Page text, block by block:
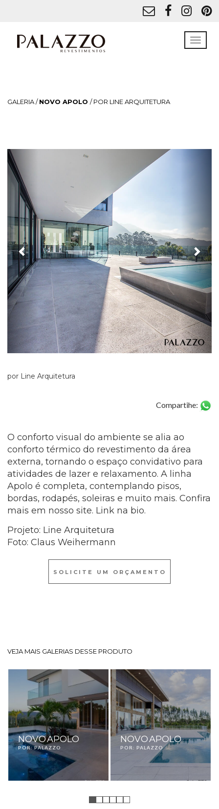
GALERIA /NOVO APOLO / POR LINE ARQUITETURA
...
por Line Arquitetura
Compartihe:
O conforto visual do ambiente se alia ao
conforto térmico do revestimento da área
externa, tornando o espaço convidativo para
atividades de lazer e relaxamento. A linha
Apolo é completa, contemplando pisos,
bordas, rodapés, soleiras e muito mais. Confira
mais em nosso site. Link na bio.
Projeto: Line Arquitetura
Foto: Claus Weihermann
SOLICITE UM ORÇAMENTO
VEJA MAIS GALERIAS DESSE PRODUTO
NOVO APOLO
POR: PALAZZO
NOVO APOLO
POR: PALAZZO